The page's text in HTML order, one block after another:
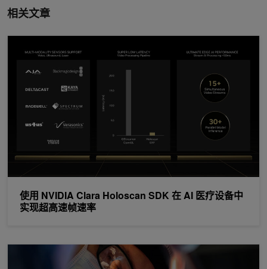
相关文章
使用 NVIDIA Clara Holoscan SDK 在 AI 医疗设备中
实现超高速帧速率
使用 Clara Holoscan 为 AI 驱动的医疗设备支持低延迟流媒体视频